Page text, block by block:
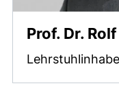
Prof. Dr.